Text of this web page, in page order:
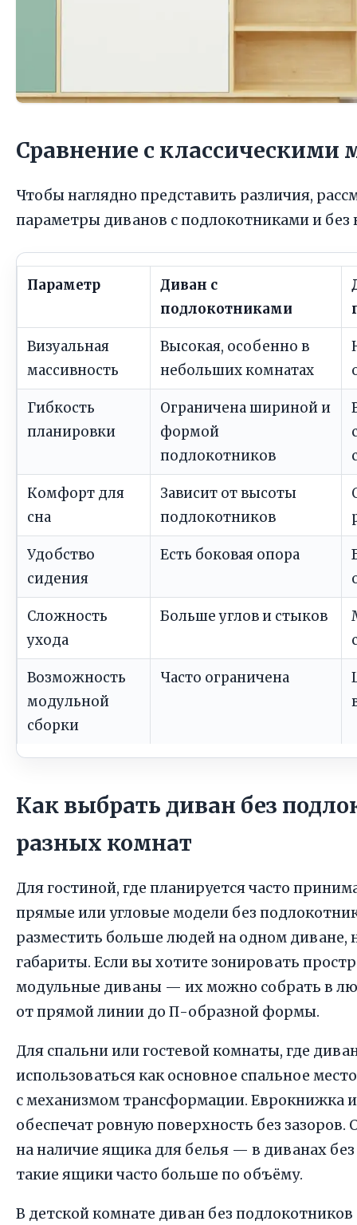
Сравнение с классическими
Чтобы наглядно представить различия,
параметры диванов с подлокотниками и без
Параметр
Диван с
подлокотниками
Визуальная
массивность
Высокая, особенно в
небольших комнатах
Гибкость
планировки
Ограничена шириной и
формой
подлокотников
Комфорт для
сна
Зависит от высоты
подлокотников
Удобство
сидения
Есть боковая опора
Сложность
ухода
Больше углов и стыков
Возможность
модульной
сборки
Часто ограничена
Как выбрать диван без
разных комнат
Для гостиной, где планируется часто
прямые или угловые модели без
разместить больше людей на одном диване,
габариты. Если вы хотите зонировать
модульные диваны — их можно собрать в
от прямой линии до П-образной формы.
Для спальни или гостевой комнаты, где
использоваться как основное спальное
с механизмом трансформации. Еврокнижка
обеспечат ровную поверхность без
на наличие ящика для белья — в диванах
такие ящики часто больше по объёму.
В детской комнате диван без